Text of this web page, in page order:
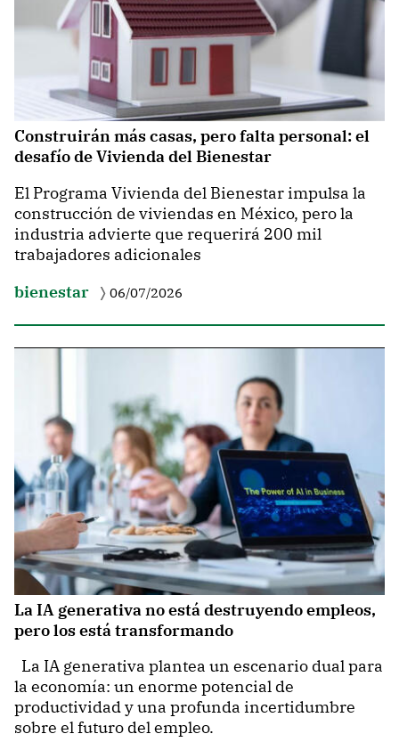
Construirán más casas, pero falta personal: el
desafío de Vivienda del Bienestar
El Programa Vivienda del Bienestar impulsa la
construcción de viviendas en México, pero la
industria advierte que requerirá 200 mil
trabajadores adicionales
bienestar
06/07/2026
La IA generativa no está destruyendo empleos,
pero los está transformando
La IA generativa plantea un escenario dual para
la economía: un enorme potencial de
productividad y una profunda incertidumbre
sobre el futuro del empleo.